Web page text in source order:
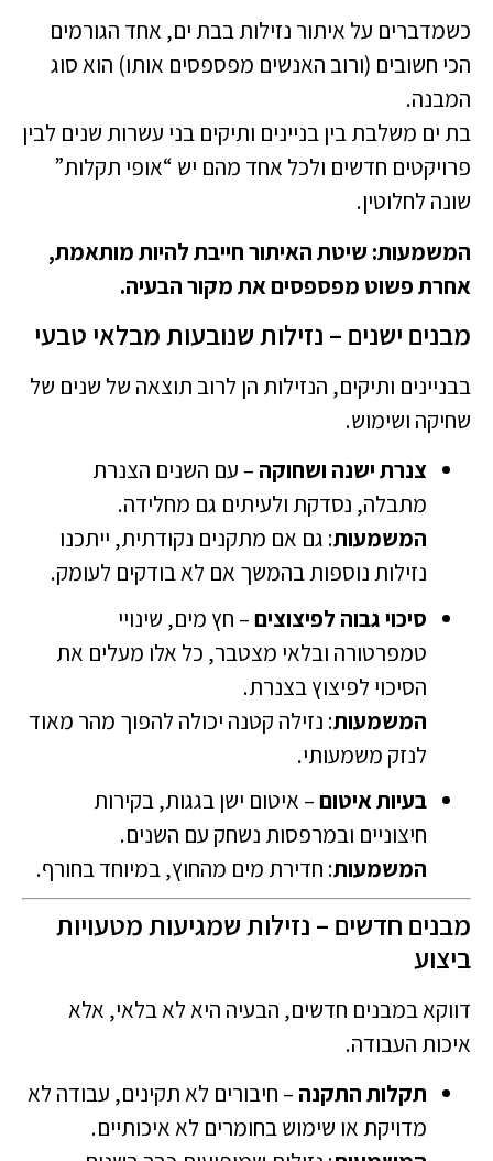
כשמדברים על איתור נזילות בבת ים, אחד הגורמים
הכי חשובים (ורוב האנשים מפספסים אותו) הוא סוג
המבנה.
בת ים משלבת בין בניינים ותיקים בני עשרות שנים לבין
פרויקטים חדשים ולכל אחד מהם יש “אופי תקלות”
שונה לחלוטין.
המשמעות: שיטת האיתור חייבת להיות מותאמת,
אחרת פשוט מפספסים את מקור הבעיה.
מבנים ישנים – נזילות שנובעות מבלאי טבעי
בבניינים ותיקים, הנזילות הן לרוב תוצאה של שנים של
שחיקה ושימוש.
צנרת ישנה ושחוקה – עם השנים הצנרת
מתבלה, נסדקת ולעיתים גם מחלידה.
המשמעות: גם אם מתקנים נקודתית, ייתכנו
נזילות נוספות בהמשך אם לא בודקים לעומק.
סיכוי גבוה לפיצוצים– חץ מים, שינויי
טמפרטורה ובלאי מצטבר, כל אלו מעלים את
הסיכוי לפיצוץ בצנרת.
המשמעות: נזילה קטנה יכולה להפוך מהר מאוד
לנזק משמעותי.
בעיות איטום– איטום ישן בגגות, בקירות
חיצוניים ובמרפסות נשחק עם השנים.
המשמעות: חדירת מים מהחוץ, במיוחד בחורף.
מבנים חדשים – נזילות שמגיעות מטעויות
ביצוע
דווקא במבנים חדשים, הבעיה היא לא בלאי, אלא
איכות העבודה.
תקלות התקנה – חיבורים לא תקינים, עבודה לא
מדויקת או שימוש בחומרים לא איכותיים.